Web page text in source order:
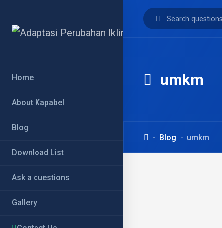
Home
About Kapabel
Blog
Download List
Ask a questions
Gallery
umkm
Blog umkm